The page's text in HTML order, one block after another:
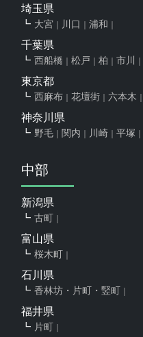
埼玉県
大宮 川口 浦和
千葉県
西船橋 松戸 柏 市川
東京都
西麻布 花壇街 六本木
神奈川県
野毛 関内 川崎 平塚
中部
新潟県
古町
富山県
桜木町
石川県
香林坊・片町・竪町
福井県
片町